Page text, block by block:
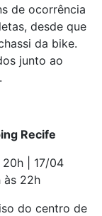
de ocorrência
desde que
da bike.
junto ao
Recife
20h | 17/04
às 22h
do centro de